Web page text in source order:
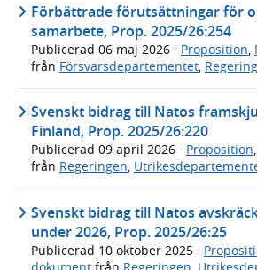
Förbättrade förutsättningar för
samarbete, Prop. 2025/26:254
Publicerad 06 maj 2026 · Proposition
från Försvarsdepartementet
Svenskt bidrag till Natos
Finland, Prop. 2025/26:220
Publicerad 09 april 2026 · Proposition,
från Regeringen,
Svenskt bidrag till Natos
under 2026, Prop. 2025/26:25
Publicerad 10 oktober 2025 ·